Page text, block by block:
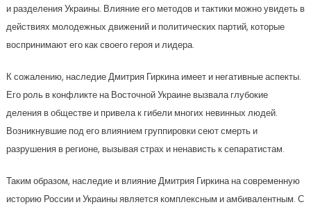
и разделения Украины. Влияние его методов и тактики можно увидеть в
действиях молодежных движений и политических партий, которые
воспринимают его как своего героя и лидера.
К сожалению, наследие Дмитрия Гиркина имеет и негативные аспекты.
Его роль в конфликте на Восточной Украине вызвала глубокие
деления в обществе и привела к гибели многих невинных людей.
Возникнувшие под его влиянием группировки сеют смерть и
разрушения в регионе, вызывая страх и ненависть к сепаратистам.
Таким образом, наследие и влияние Дмитрия Гиркина на современную
историю России и Украины является комплексным и амбивалентным. С